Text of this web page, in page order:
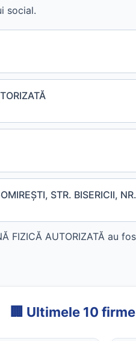
social.
STR. BISERICII,
FIZICĂ AUTORIZATĂ
🏢 Ultimele 10